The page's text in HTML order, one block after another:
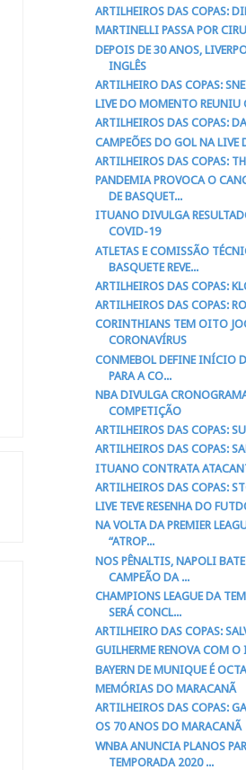
ARTILHEIROS DAS COPAS:
MARTINELLI PASSA POR
DEPOIS DE 30 ANOS,
INGLÊS
ARTILHEIRO DAS COPAS:
LIVE DO MOMENTO REUNIU
ARTILHEIROS DAS COPAS:
CAMPEÕES DO GOL NA
ARTILHEIROS DAS COPAS:
PANDEMIA PROVOCA O
DE BASQUET...
ITUANO DIVULGA
COVID-19
ATLETAS E COMISSÃO
BASQUETE REVE...
ARTILHEIROS DAS COPAS:
ARTILHEIROS DAS COPAS:
CORINTHIANS TEM OITO
CORONAVÍRUS
CONMEBOL DEFINE INÍCIO
PARA A CO...
NBA DIVULGA
COMPETIÇÃO
ARTILHEIROS DAS COPAS:
ARTILHEIROS DAS COPAS:
ITUANO CONTRATA
ARTILHEIROS DAS COPAS:
LIVE TEVE RESENHA DO
NA VOLTA DA PREMIER
“ATROP...
NOS PÊNALTIS, NAPOLI BATE
CAMPEÃO DA ...
CHAMPIONS LEAGUE DA
SERÁ CONCL...
ARTILHEIRO DAS COPAS:
GUILHERME RENOVA COM
BAYERN DE MUNIQUE É
MEMÓRIAS DO MARACANÃ
ARTILHEIROS DAS COPAS:
OS 70 ANOS DO MARACANÃ
WNBA ANUNCIA PLANOS
TEMPORADA 2020 ...